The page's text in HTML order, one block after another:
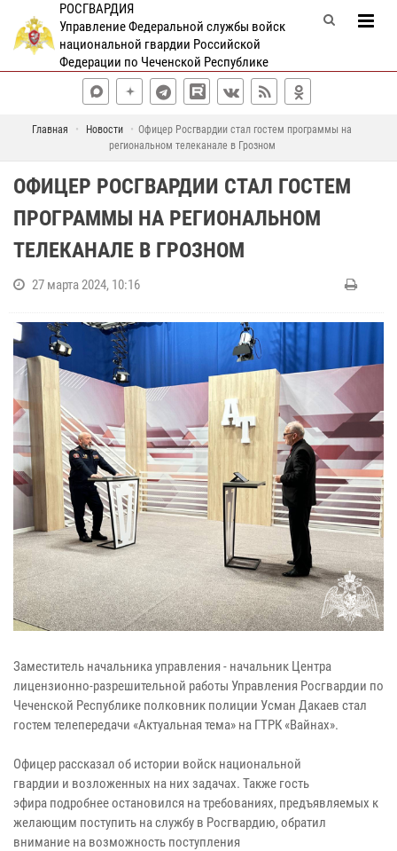
РОСГВАРДИЯ
Управление Федеральной службы войск
национальной гвардии Российской
Федерации по Чеченской Республике
Главная Новости
Офицер Росгвардии стал гостем программы на
региональном телеканале в Грозном
ОФИЦЕР РОСГВАРДИИ СТАЛ ГОСТЕМ
ПРОГРАММЫ НА РЕГИОНАЛЬНОМ
ТЕЛЕКАНАЛЕ В ГРОЗНОМ
27 марта 2024, 10:16
Заместитель начальника управления - начальник Центра
лицензионно-разрешительной работы Управления Росгвардии по
Чеченской Республике полковник полиции Усман Дакаев стал
гостем телепередачи «Актуальная тема» на ГТРК «Вайнах».
Офицер рассказал об истории войск национальной
гвардии и возложенных на них задачах. Также гость
эфира подробнее остановился на требованиях, предъявляемых к
желающим поступить на службу в Росгвардию, обратил
внимание на возможность поступления